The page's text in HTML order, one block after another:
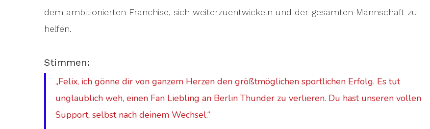
dem ambitionierten Franchise, sich weiterzuentwickeln und der gesamten Mannschaft zu
helfen.
Stimmen:
„Felix, ich gönne dir von ganzem Herzen den größtmöglichen sportlichen Erfolg. Es tut
unglaublich weh, einen Fan Liebling an Berlin Thunder zu verlieren. Du hast unseren vollen
Support, selbst nach deinem Wechsel.“